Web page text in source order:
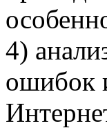
4)
ошибок